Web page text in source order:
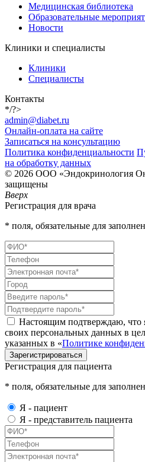
Медицинская библиотека
Образовательные
Новости
Клиники и специалисты
Клиники
Специалисты
Контакты
*/?>
admin@diabet.ru
Онлайн-оплата на сайте
Записаться на консультацию
Политика конфиденциальности
на обработку данных
© 2026 ООО «Эндокринология
защищены
Вверх
Регистрация для врача
* поля, обязательные для
Настоящим подтверждаю, что
своих персональных данных в
указанных в «Политике
Зарегистрироваться
Регистрация для пациента
* поля, обязательные для
Я - пациент
Я - представитель пациента